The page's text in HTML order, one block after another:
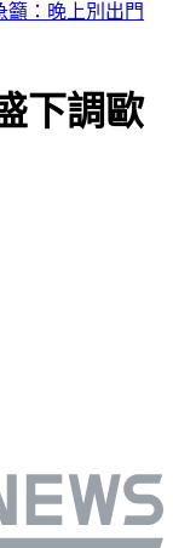
快上車
下調歐